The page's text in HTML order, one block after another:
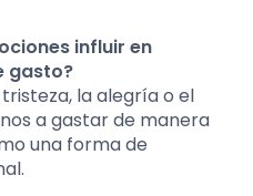
influir en
gasto?
la alegría o el
a gastar de manera
una forma de